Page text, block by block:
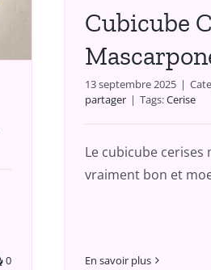
0
Cubicube
13 septembre 2025 |
partager | Tags:Cerise
Le cubicube cerises
vraiment bon et
En savoir plus